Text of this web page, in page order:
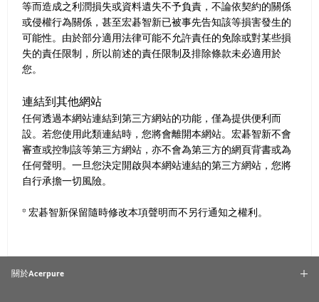
等而造成之利潤損失或資料遺失不予負責，不論依契約的關係
或侵權行為關係，甚至宏碁智新已被事先告知該等損害發生的
可能性。由於部分適用法律可能不允許責任的免除或對某些損
失的責任限制，所以前述的責任限制及排除條款未必適用於
您。
連結到其他網站
任何透過本網站連結到第三方網站的功能，僅為提供便利而
設。若您使用此類連結時，您將會離開本網站。宏碁智新不會
審查或控制該等第三方網站，亦不會為第三方的網頁背書或為
任何聲明。一旦您決定開啟與本網站連結的第三方網站，您將
自行承擔一切風險。
* 宏碁智新保留隨時修改本項聲明而不另行通知之權利。
關於Acerpure